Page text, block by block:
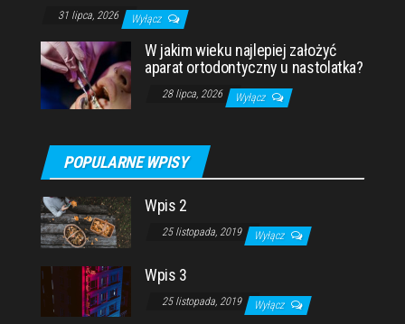
31 lipca, 2026 Wyłącz
W jakim wieku najlepiej założyć
aparat ortodontyczny u nastolatka?
28 lipca, 2026 Wyłącz
POPULARNE WPISY
Wpis 2
25 listopada, 2019 Wyłącz
Wpis 3
25 listopada, 2019 Wyłącz